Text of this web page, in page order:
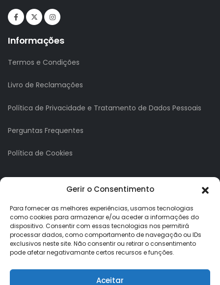
Gerir o Consentimento
Para fornecer as melhores experiências, usamos tecnologias
como cookies para armazenar e/ou aceder a informações do
dispositivo. Consentir com essas tecnologias nos permitirá
processar dados, como comportamento de navegação ou IDs
exclusivos neste site. Não consentir ou retirar o consentimento
pode afetar negativamante certos recursos e funções.
Aceitar
Informações
Termos e Condições
Livro de Reclamações
Política de Privacidade e Tratamento de Dados Pessoais
Perguntas Frequentes
Política de Cookies
A minha conta
A Minha Conta
Histórico de Pedidos
Lista de Desejos
Newsletter